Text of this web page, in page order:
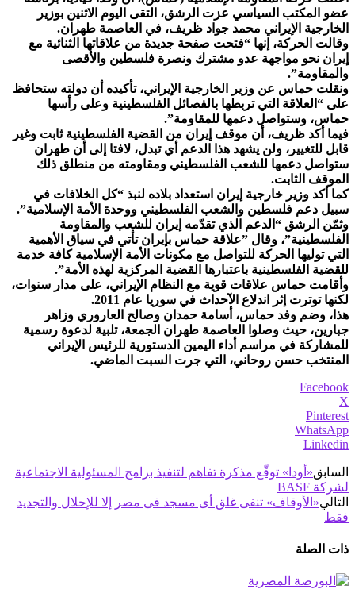
عضو المكتب السياسي عزت الرشق، التقى اليوم الاثنين بوزير
الخارجية الإيراني محمد جواد ظريف، في العاصمة طهران.
وقالت الحركة، إنها “فتحت صفحة جديدة من علاقاتها الثنائية مع
إيران نحو مواجهة عدو مشترك ونصرة فلسطين والأقصى
والمقاومة”.
ونقلت حماس عن وزير الخارجية الإيراني، تأكيده أن دولته ستحافظ
على “العلاقة التي تربطها بالفصائل الفلسطينية وعلى رأسها
حماس، وستواصل دعمها للمقاومة”.
فيما أكد ظريف، أن موقف إيران من القضية الفلسطينية ثابت وغير
قابل للتغيير، ولن يشهد هذا الدعم أي تبدل، لافتا إلى أن طهران
ستواصل دعمها للشعب الفلسطيني ومقاومته من منطلق ذلك
الموقف الثابت.
كما أكد وزير خارجية إيران استعداد بلاده لنبذ “كل الخلافات في
سبيل دعم فلسطين والشعب الفلسطيني ووحدة الأمة الإسلامية”.
وثمّن الرشق “الدعم الذي تقدّمه إيران للشعب والمقاومة
الفلسطينية”، وقال ”علاقة حماس بإيران تأتي في سياق الأهمية
التي توليها الحركة للتواصل مع مكونات الأمة الإسلامية كافة خدمة
للقضية الفلسطينية باعتبارها القضية المركزية لهذه الأمة”.
وأقامت حماس علاقات قوية مع النظام الإيراني، على مدار سنوات،
لكنها توترت إثر اندلاع الآحداث في سوريا عام 2011.
هذا، وضم وفد حماس، أسامة حمدان وصالح العاروري وزاهر
جبارين، حيث وصلوا العاصمة طهران الجمعة، تلبية لدعوة رسمية
للمشاركة في مراسم أداء اليمين الدستورية للرئيس الإيراني
المنتخب حسن روحاني، التي جرت السبت الماضي.
Facebook
X
Pinterest
WhatsApp
Linkedin
السابق«أودا» توقّع مذكرة تفاهم لتنفيذ برامج المسئولية الاجتماعية
لشركة BASF
التالي«الأوقاف» تنفى غلق أى مسجد فى مصر إلا للإحلال والتجديد
فقط
ذات الصلة